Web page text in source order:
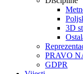
3D
PRAVO
GDPR